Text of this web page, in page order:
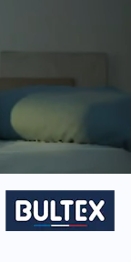
plus
Son
assurent une
pour
votre
le soutien,
ou un
avec des
interrogées
essayez